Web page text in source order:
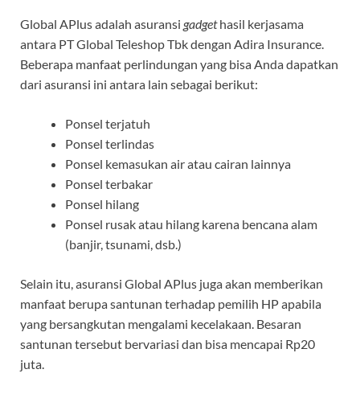
Global APlus adalah asuransi gadgethasil kerjasama
antara PT Global Teleshop Tbk dengan Adira Insurance.
Beberapa manfaat perlindungan yang bisa Anda dapatkan
dari asuransi ini antara lain sebagai berikut:
Ponsel terjatuh
Ponsel terlindas
Ponsel kemasukan air atau cairan lainnya
Ponsel terbakar
Ponsel hilang
Ponsel rusak atau hilang karena bencana alam
(banjir, tsunami, dsb.)
Selain itu, asuransi Global APlus juga akan memberikan
manfaat berupa santunan terhadap pemilih HP apabila
yang bersangkutan mengalami kecelakaan. Besaran
santunan tersebut bervariasi dan bisa mencapai Rp20
juta.